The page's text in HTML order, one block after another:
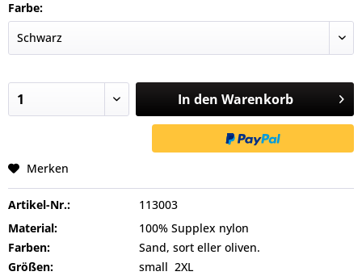
Farbe:
In den Warenkorb
Merken
Artikel-Nr.:
113003
Material:
100% Supplex nylon
Farben:
Sand, sort eller oliven.
Größen:
small  2XL